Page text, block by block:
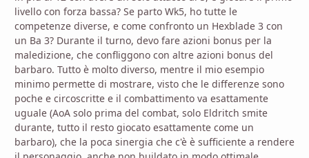
livello con forza bassa? Se parto Wk5, ho tutte le
competenze diverse, e come confronto un Hexblade 3 con
un Ba 3? Durante il turno, devo fare azioni bonus per la
maledizione, che confliggono con altre azioni bonus del
barbaro. Tutto è molto diverso, mentre il mio esempio
minimo permette di mostrare, visto che le differenze sono
poche e circoscritte e il combattimento va esattamente
uguale (AoA solo prima del combat, solo Eldritch smite
durante, tutto il resto giocato esattamente come un
barbaro), che la poca sinergia che c'è è sufficiente a rendere